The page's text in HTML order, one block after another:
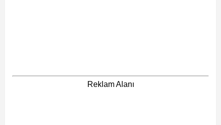
Reklam Alanı